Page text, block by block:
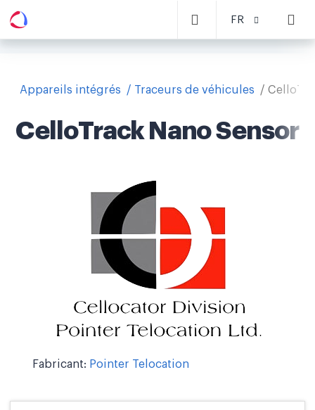
FR
Appareils intégrés Traceurs de véhicules
CelloTrack Nano Sensor
Fabricant: Pointer Telocation